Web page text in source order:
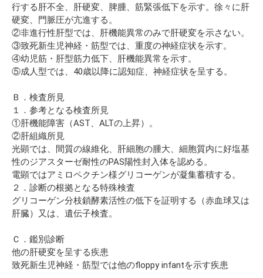
行する肝不全、肝硬変、脾腫、筋緊張低下を示す。徐々に肝
硬変、門脈圧が亢進する。
②非進行性肝型では、肝機能異常のみで肝硬変を示さない。
③致死新生児神経・筋型では、重度の神経症状を示す。
④幼児筋・肝型筋力低下、肝機能異常を示す。
⑤成人型では、40歳以降に認知症、神経症状を呈する。
Ｂ．検査所見
１．参考となる検査所見
①肝機能障害（AST、ALTの上昇）。
②肝組織所見
光顕では、間質の線維化、肝細胞の腫大、細胞質内に好塩基
性のジアスターゼ耐性のPAS陽性封入体を認める。
電顕ではアミロペクチン様グリコーゲンが凝集蓄積する。
２．診断の根拠となる特殊検査
グリコーゲン分枝鎖酵素活性の低下を証明する（赤血球又は
肝臓）又は、遺伝子検査。
Ｃ．鑑別診断
他の肝硬変を呈する疾患
致死新生児神経・筋型では他のfloppy infantを示す疾患